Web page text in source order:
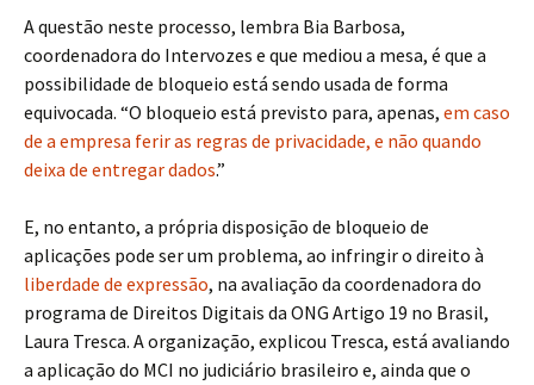
A questão neste processo, lembra Bia Barbosa,
coordenadora do Intervozes e que mediou a mesa, é que a
possibilidade de bloqueio está sendo usada de forma
equivocada. “O bloqueio está previsto para, apenas, em caso
de a empresa ferir as regras de privacidade, e não quando
deixa de entregar dados.”
E, no entanto, a própria disposição de bloqueio de
aplicações pode ser um problema, ao infringir o direito à
liberdade de expressão, na avaliação da coordenadora do
programa de Direitos Digitais da ONG Artigo 19 no Brasil,
Laura Tresca. A organização, explicou Tresca, está avaliando
a aplicação do MCI no judiciário brasileiro e, ainda que o